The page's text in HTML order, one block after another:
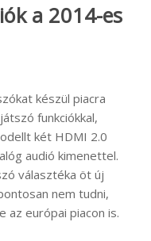
a 2014-es
készül piacra
funkciókkal,
két HDMI 2.0
audió kimenettel.
választéka öt új
nem tudni,
az európai piacon is.